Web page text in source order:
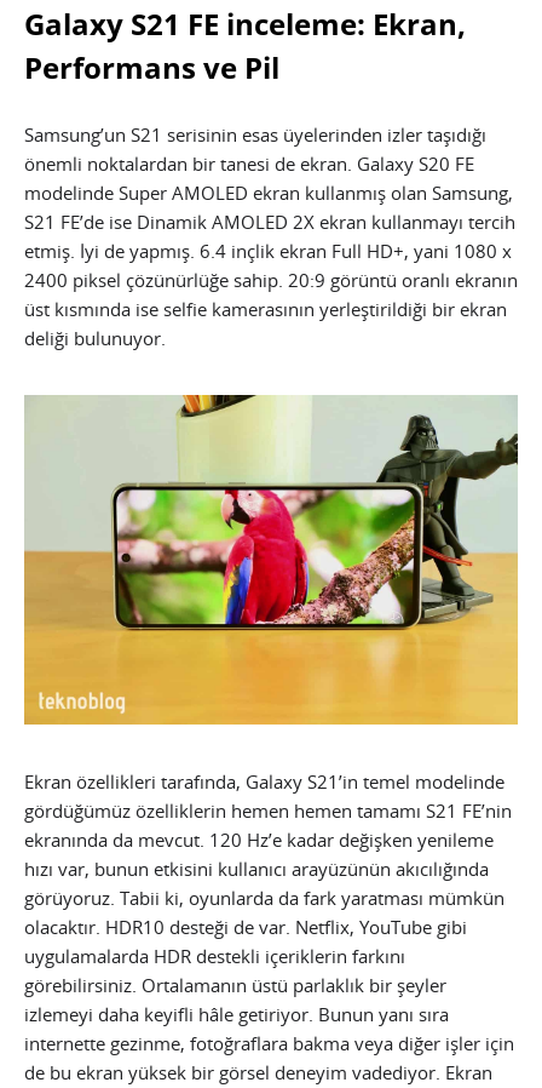
Galaxy S21 FE inceleme: Ekran,
Performans ve Pil
Samsung’un S21 serisinin esas üyelerinden izler taşıdığı
önemli noktalardan bir tanesi de ekran. Galaxy S20 FE
modelinde Super AMOLED ekran kullanmış olan Samsung,
S21 FE’de ise Dinamik AMOLED 2X ekran kullanmayı tercih
etmiş. İyi de yapmış. 6.4 inçlik ekran Full HD+, yani 1080 x
2400 piksel çözünürlüğe sahip. 20:9 görüntü oranlı ekranın
üst kısmında ise selfie kamerasının yerleştirildiği bir ekran
deliği bulunuyor.
Ekran özellikleri tarafında, Galaxy S21’in temel modelinde
gördüğümüz özelliklerin hemen hemen tamamı S21 FE’nin
ekranında da mevcut. 120 Hz’e kadar değişken yenileme
hızı var, bunun etkisini kullanıcı arayüzünün akıcılığında
görüyoruz. Tabii ki, oyunlarda da fark yaratması mümkün
olacaktır. HDR10 desteği de var. Netflix, YouTube gibi
uygulamalarda HDR destekli içeriklerin farkını
görebilirsiniz. Ortalamanın üstü parlaklık bir şeyler
izlemeyi daha keyifli hâle getiriyor. Bunun yanı sıra
internette gezinme, fotoğraflara bakma veya diğer işler için
de bu ekran yüksek bir görsel deneyim vadediyor. Ekran